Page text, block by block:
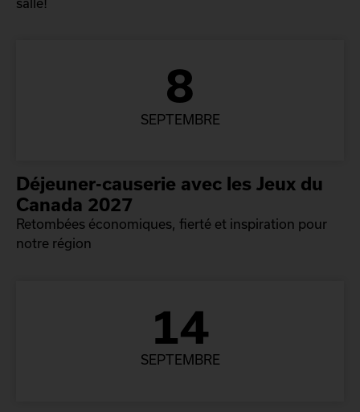
8
SEPTEMBRE
Déjeuner-causerie avec les Jeux du
Canada 2027
Retombées économiques, fierté et inspiration pour
notre région
14
SEPTEMBRE